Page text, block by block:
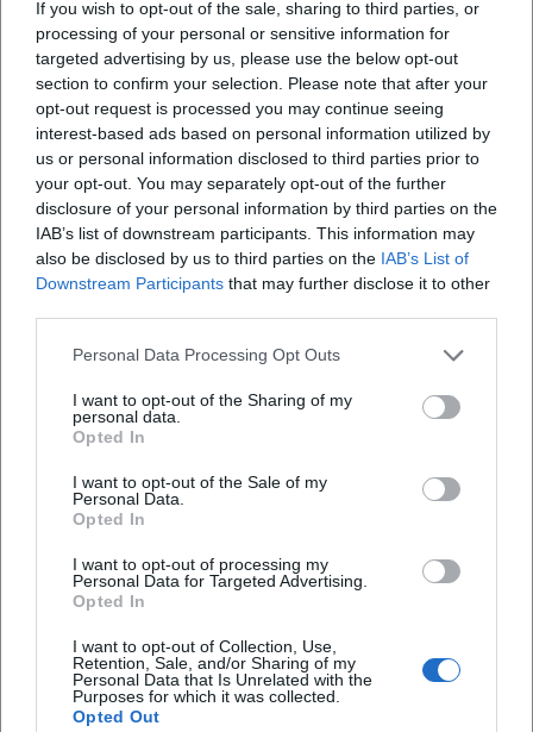
If you wish to opt-out of the sale, sharing to third parties, or
processing of your personal or sensitive information for
targeted advertising by us, please use the below opt-out
section to confirm your selection. Please note that after your
opt-out request is processed you may continue seeing
interest-based ads based on personal information utilized by
us or personal information disclosed to third parties prior to
your opt-out. You may separately opt-out of the further
disclosure of your personal information by third parties on the
IAB’s list of downstream participants. This information may
also be disclosed by us to third parties on the IAB’s List of
Downstream Participants that may further disclose it to other
Personal Data Processing Opt Outs
I want to opt-out of the Sharing of my
personal data.
Opted In
I want to opt-out of the Sale of my
Personal Data.
Opted In
I want to opt-out of processing my
Personal Data for Targeted Advertising.
Opted In
I want to opt-out of Collection, Use,
Retention, Sale, and/or Sharing of my
Personal Data that Is Unrelated with the
Purposes for which it was collected.
Opted Out
Map unavailable
Open in Google Maps
Häufig gestellte Fragen
Wann beginnt das Konzert?
Wo findet das Konzert statt?
Wie ist die Anreise und das Parken geregelt?